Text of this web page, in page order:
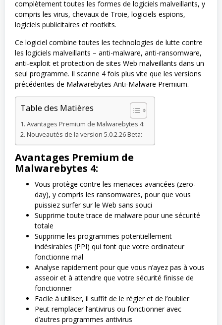
complètement toutes les formes de logiciels malveillants, y
compris les virus, chevaux de Troie, logiciels espions,
logiciels publicitaires et rootkits.
Ce logiciel combine toutes les technologies de lutte contre
les logiciels malveillants – anti-malware, anti-ransomware,
anti-exploit et protection de sites Web malveillants dans un
seul programme. Il scanne 4 fois plus vite que les versions
précédentes de Malwarebytes Anti-Malware Premium.
Table des Matières
Avantages Premium de Malwarebytes 4:
Nouveautés de la version 5.0.2.26 Beta:
Avantages Premium de
Malwarebytes 4:
Vous protège contre les menaces avancées (zero-
day), y compris les ransomwares, pour que vous
puissiez surfer sur le Web sans souci
Supprime toute trace de malware pour une sécurité
totale
Supprime les programmes potentiellement
indésirables (PPI) qui font que votre ordinateur
fonctionne mal
Analyse rapidement pour que vous n’ayez pas à vous
asseoir et à attendre que votre sécurité finisse de
fonctionner
Facile à utiliser, il suffit de le régler et de l’oublier
Peut remplacer l’antivirus ou fonctionner avec
d’autres programmes antivirus